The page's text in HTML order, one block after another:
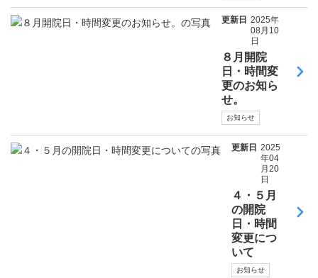
更新日 2025年
08月10
日
８月開院
日・時間変
更のお知ら
せ。
お知らせ
更新日 2025
年04
月20
日
４・５月
の開院
日・時間
変更につ
いて
お知らせ